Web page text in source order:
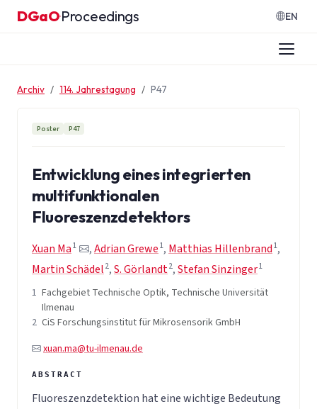
Zum Inhalt springen
DGaO·Proceedings EN
Archiv 114. Jahrestagung P47
Poster P47
Entwicklung eines integrierten
multifunktionalen
Fluoreszenzdetektors
Xuan Ma 1 ,Adrian Grewe 1, Matthias Hillenbrand 1,
Martin Schädel 2,S. Görlandt2,Stefan Sinzinger1
1 Fachgebiet Technische Optik, Technische Universität
Ilmenau
2 CiS Forschungsinstitut für Mikrosensorik GmbH
xuan.ma@tu-ilmenau.de
Fluoreszenzdetektion hat eine wichtige Bedeutung